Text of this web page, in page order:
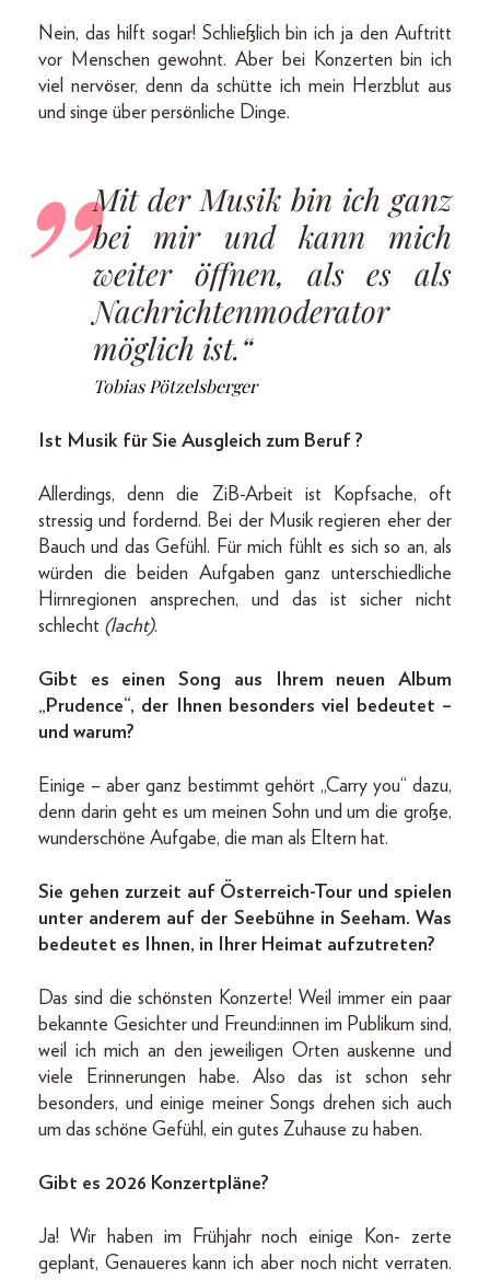
Nein, das hilft sogar! Schließlich bin ich ja den Auftritt
vor Menschen gewohnt. Aber bei Konzerten bin ich
viel nervöser, denn da schütte ich mein Herzblut aus
und singe über persönliche Dinge.
Mit der Musik bin ich ganz
bei mir und kann mich
weiter öffnen, als es als
Nachrichtenmoderator
möglich ist.“
Tobias Pötzelsberger
Ist Musik für Sie Ausgleich zum Beruf ?
Allerdings, denn die ZiB-Arbeit ist Kopfsache, oft
stressig und fordernd. Bei der Musik regieren eher der
Bauch und das Gefühl. Für mich fühlt es sich so an, als
würden die beiden Aufgaben ganz unterschiedliche
Hirnregionen ansprechen, und das ist sicher nicht
schlecht (lacht).
Gibt es einen Song aus Ihrem neuen Album
„Prudence“, der Ihnen besonders viel bedeutet –
und warum?
Einige – aber ganz bestimmt gehört „Carry you“ dazu,
denn darin geht es um meinen Sohn und um die große,
wunderschöne Aufgabe, die man als Eltern hat.
Sie gehen zurzeit auf Österreich-Tour und spielen
unter anderem auf der Seebühne in Seeham. Was
bedeutet es Ihnen, in Ihrer Heimat aufzutreten?
Das sind die schönsten Konzerte! Weil immer ein paar
bekannte Gesichter und Freund:innen im Publikum sind,
weil ich mich an den jeweiligen Orten auskenne und
viele Erinnerungen habe. Also das ist schon sehr
besonders, und einige meiner Songs drehen sich auch
um das schöne Gefühl, ein gutes Zuhause zu haben.
Gibt es 2026 Konzertpläne?
Ja! Wir haben im Frühjahr noch einige Kon- zerte
geplant, Genaueres kann ich aber noch nicht verraten.